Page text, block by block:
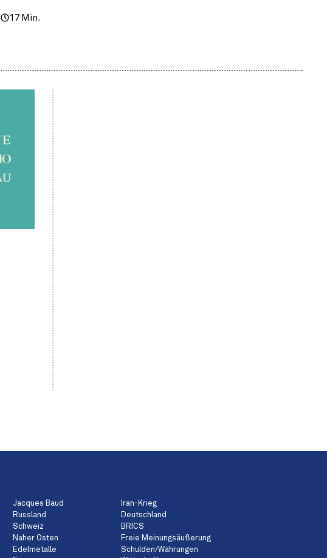
17 Min.
Jacques Baud
Iran-Krieg
Russland
Deutschland
Schweiz
BRICS
Naher Osten
Freie Meinungsäußerung
Edelmetalle
Schulden/Währungen